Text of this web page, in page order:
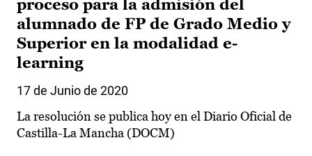
proceso para la admisión del
alumnado de FP de Grado Medio y
Superior en la modalidad e-
learning
17 de Junio de 2020
La resolución se publica hoy en el Diario Oficial de
Castilla-La Mancha (DOCM)